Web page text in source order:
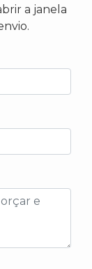
a janela